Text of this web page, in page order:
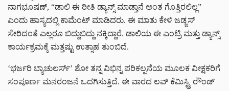
ನಾಗಭೂಷಣ್, “ಡಾಲಿ ಈ ರೀತಿ ಡ್ಯಾನ್ಸ್ ಮಾಡ್ತಾನೆ ಅಂತ ಗೊತ್ತಿರಲಿಲ್ಲ”
ಎಂದು ಹಾಸ್ಯದಲ್ಲಿ ಕಾಮೆಂಟ್ ಮಾಡಿದರು. ಈ ಮಾತು ಕೇಳಿ ಜಡ್ಜಸ್
ಸೇರಿದಂತೆ ಎಲ್ಲರೂ ಬಿದ್ದುಬಿದ್ದು ನಕ್ಕಿದ್ದಾರೆ. ಡಾಲಿಯ ಈ ಎಂಟ್ರಿ ಮತ್ತು ಡ್ಯಾನ್ಸ್
ಕಾರ್ಯಕ್ರಮಕ್ಕೆ ಮತ್ತಷ್ಟು ಉತ್ಸಾಹ ತುಂಬಿದೆ.
‘ಭರ್ಜರಿ ಬ್ಯಾಚುಲರ್ಸ್’ ಶೋ ತನ್ನ ವಿಭಿನ್ನ ಪರಿಕಲ್ಪನೆಯ ಮೂಲಕ ವೀಕ್ಷಕರಿಗೆ
ಸಂಪೂರ್ಣ ಮನರಂಜನೆ ಒದಗಿಸುತ್ತಿದೆ. ಈ ವಾರದ ಲವ್ ಕೆಮಿಸ್ಟ್ರಿ ರೌಂಡ್